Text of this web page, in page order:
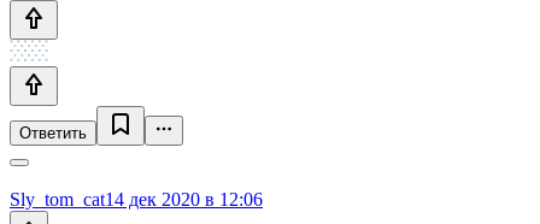
Ответить
Sly_tom_cat14 дек 2020 в 12:06